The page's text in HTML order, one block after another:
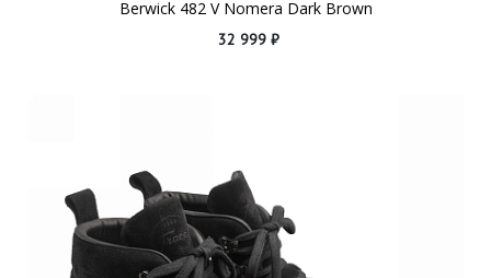
Berwick 482 V Nomera Dark Brown
32 999 ₽